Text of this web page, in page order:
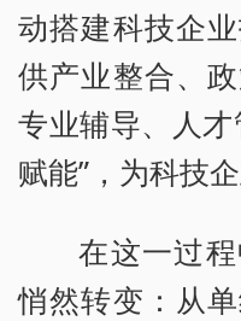
动搭建科技企
供产业整合、
专业辅导、人
赋能”，为科技
在这一过
悄然转变：从